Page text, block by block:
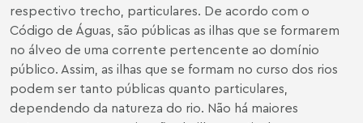
respectivo trecho, particulares. De acordo com o
Código de Águas, são públicas as ilhas que se formarem
no álveo de uma corrente pertencente ao domínio
público. Assim, as ilhas que se formam no curso dos rios
podem ser tanto públicas quanto particulares,
dependendo da natureza do rio. Não há maiores